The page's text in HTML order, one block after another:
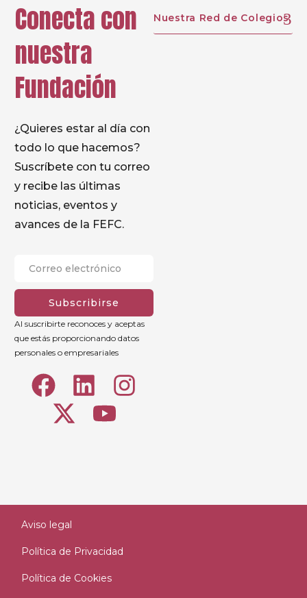
Conecta con
nuestra
Fundación
¿Quieres estar al día con
todo lo que hacemos?
Suscríbete con tu correo
y recibe las últimas
noticias, eventos y
avances de la FEFC.
Subscribirse
Al suscribirte reconoces y aceptas
que estás proporcionando datos
personales o empresariales
Nuestra Red de Colegios
Aviso legal
Política de Privacidad
Política de Cookies